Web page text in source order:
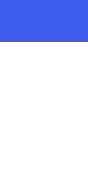
jog fenntartva!